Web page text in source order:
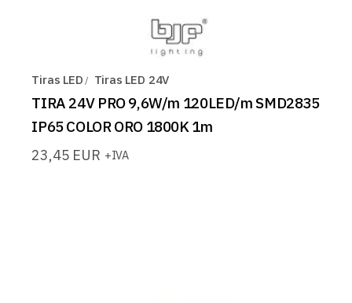
Tiras LED Tiras LED 24V
TIRA 24V PRO 9,6W/m 120LED/m SMD2835
IP65 COLOR ORO 1800K 1m
23,45 EUR +IVA